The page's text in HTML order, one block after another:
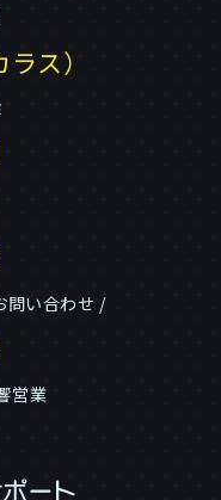
ス）
問い合わせ
営業